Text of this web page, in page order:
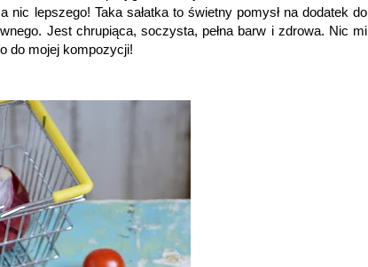
lepszego! Taka sałatka to świetny pomysł na dodatek do
Jest chrupiąca, soczysta, pełna barw i zdrowa. Nic mi
do mojej kompozycji!